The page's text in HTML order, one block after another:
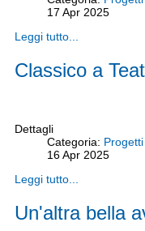
17 Apr 2025
Leggi tutto...
Classico a
Dettagli
Categoria:
16Apr 2025
Leggi tutto...
Un'altra bella